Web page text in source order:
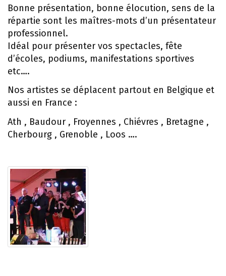
Bonne présentation, bonne élocution, sens de la
répartie sont les maîtres-mots d’un présentateur
professionnel.
Idéal pour présenter vos spectacles, fête
d’écoles, podiums, manifestations sportives
etc….
Nos artistes se déplacent partout en Belgique et
aussi en France :
Ath , Baudour , Froyennes , Chiévres , Bretagne ,
Cherbourg , Grenoble , Loos ….